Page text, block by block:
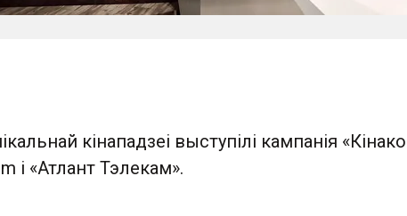
кінападзеі выступілі кампанія
і «Атлант Тэлекам».